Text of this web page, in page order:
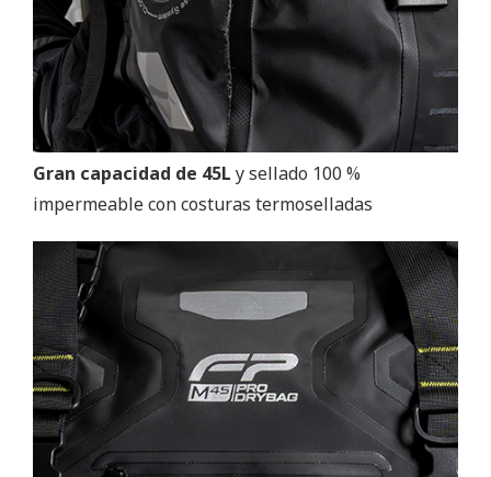
Gran capacidad de 45L y sellado 100 %
impermeable con costuras termoselladas